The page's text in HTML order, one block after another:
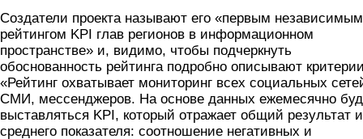
Создатели проекта называют его «первым независимым
рейтингом KPI глав регионов в информационном
пространстве» и, видимо, чтобы подчеркнуть
обоснованность рейтинга подробно описывают
«Рейтинг охватывает мониторинг всех социальных
СМИ, мессенджеров. На основе данных ежемесячно
выставляться KPI, который отражает общий результат
среднего показателя: соотношение негативных и